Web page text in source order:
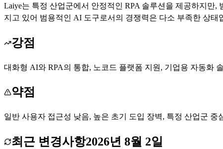
Laiye는 특정 산업군에서 안정적인 RPA 솔루션을 제공하지
지고 있어 범용적인 AI 도구로서의 경쟁력은 다소 부족한 상태
강점
대화형 AI와 RPA의 통합, 노코드 플랫폼 지원, 기업용 자동화
약점
일반 사용자 접근성 낮음, 높은 초기 도입 장벽, 특정 산업군 중
최근 변경사항2026년 8월 2일